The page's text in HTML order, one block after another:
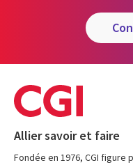
Allier savoir et faire
Fondée en 1976, CGI